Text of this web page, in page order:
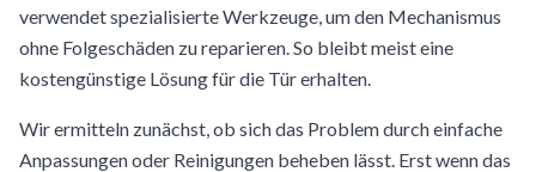
verwendet spezialisierte Werkzeuge, um den Mechanismus
ohne Folgeschäden zu reparieren. So bleibt meist eine
kostengünstige Lösung für die Tür erhalten.
Wir ermitteln zunächst, ob sich das Problem durch einfache
Anpassungen oder Reinigungen beheben lässt. Erst wenn das